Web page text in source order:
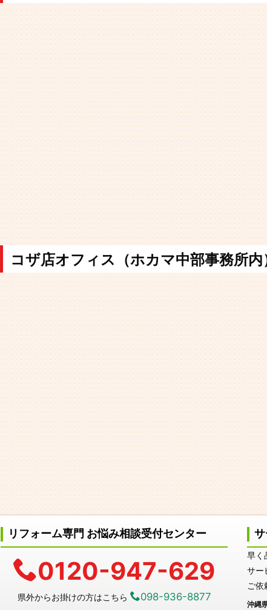
コザ店オフィス（ホカマ中部事務所内
リフォーム専門 お悩み相談受付センター
0120-947-629
県外からお掛けの方はこちら 098-936-8877
早く
サー
ご依
沖縄